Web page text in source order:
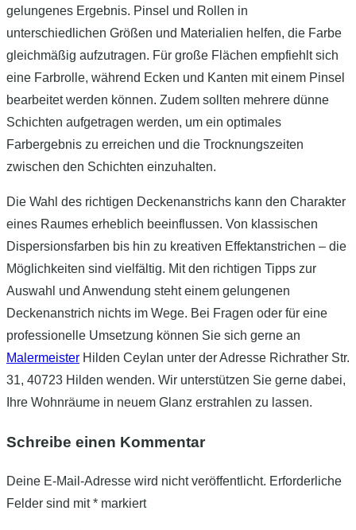
gelungenes Ergebnis. Pinsel und Rollen in
unterschiedlichen Größen und Materialien helfen, die Farbe
gleichmäßig aufzutragen. Für große Flächen empfiehlt sich
eine Farbrolle, während Ecken und Kanten mit einem Pinsel
bearbeitet werden können. Zudem sollten mehrere dünne
Schichten aufgetragen werden, um ein optimales
Farbergebnis zu erreichen und die Trocknungszeiten
zwischen den Schichten einzuhalten.
Die Wahl des richtigen Deckenanstrichs kann den Charakter
eines Raumes erheblich beeinflussen. Von klassischen
Dispersionsfarben bis hin zu kreativen Effektanstrichen – die
Möglichkeiten sind vielfältig. Mit den richtigen Tipps zur
Auswahl und Anwendung steht einem gelungenen
Deckenanstrich nichts im Wege. Bei Fragen oder für eine
professionelle Umsetzung können Sie sich gerne an
Malermeister Hilden Ceylan unter der Adresse Richrather Str.
31, 40723 Hilden wenden. Wir unterstützen Sie gerne dabei,
Ihre Wohnräume in neuem Glanz erstrahlen zu lassen.
Schreibe einen Kommentar
Deine E-Mail-Adresse wird nicht veröffentlicht. Erforderliche
Felder sind mit* markiert